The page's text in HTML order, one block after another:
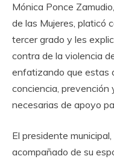
Mónica Ponce
de las Mujeres, platicó
tercer grado y les
contra de la violencia
enfatizando que estas
conciencia, prevención
necesarias de apoyo
El presidente
acompañado de su